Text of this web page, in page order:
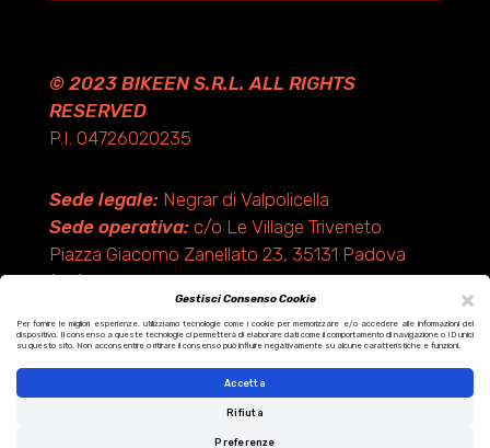
×
Gestisci Consenso Cookie
Per fornire le migliori esperienze, utilizziamo tecnologie come i cookie per memorizzare e/o accedere alle informazioni del
dispositivo. Il consenso a queste tecnologie ci permetterà di elaborare dati come il comportamento di navigazione o ID unici
su questo sito. Non acconsentire o ritirare il consenso può influire negativamente su alcune caratteristiche e funzioni.
Accetta
Rifiuta
Preferenze
© 2023 BIKEEN S.R.L. ALL RIGHTS
RESERVED
P.I. 04726020235
Sede legale:Negrar di Valpolicella
Sede operativa:c/o Le Village Triveneto
Piazza Giacomo Zanellato 23, 35131 Padova
(PD)
Design by KF ADV
Development by Italix.net